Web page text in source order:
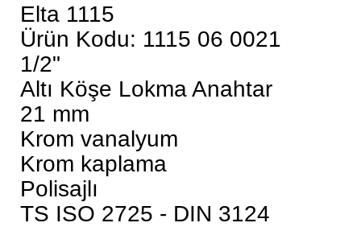
Elta 1115
Ürün Kodu: 1115 06 0021
1/2"
Altı Köşe Lokma Anahtar
21 mm
Krom vanalyum
Krom kaplama
Polisajlı
TS ISO 2725 - DIN 3124